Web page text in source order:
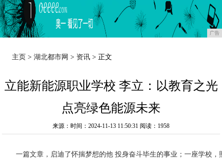
广告
主页 >湖北都市网 > 资讯 > 正文
立能新能源职业学校 李立：以教育之光
点亮绿色能源未来
来源：时间：2024-11-13 11:50:31 阅读：1958
一篇文章，启迪了怀揣梦想的他 投身奋斗毕生的事业；一座学校，